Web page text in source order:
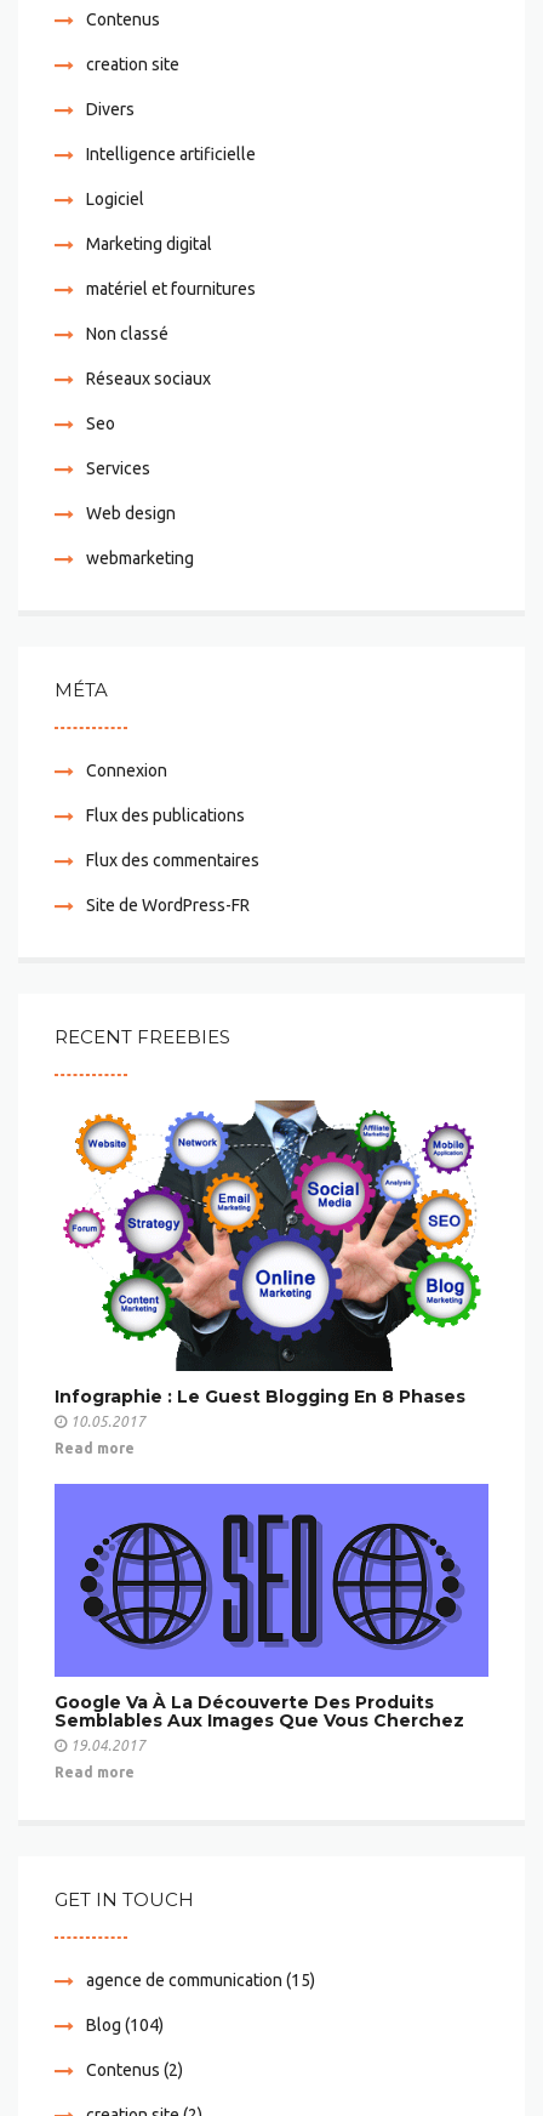
Contenus
creation site
Divers
Intelligence artificielle
Logiciel
Marketing digital
matériel et fournitures
Non classé
Réseaux sociaux
Seo
Services
Web design
webmarketing
MÉTA
Connexion
Flux des publications
Flux des commentaires
Site de WordPress-FR
RECENT FREEBIES
Infographie : Le Guest Blogging En 8 Phases
10.05.2017
Read more
Google Va À La Découverte Des Produits
Semblables Aux Images Que Vous Cherchez
19.04.2017
Read more
GET IN TOUCH
agence de communication (15)
Blog (104)
Contenus (2)